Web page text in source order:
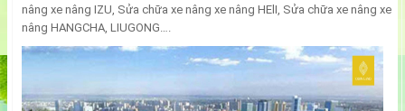
nâng xe nâng IZU, Sửa chữa xe nâng xe nâng HElI, Sửa chữa xe nâng xe
nâng HANGCHA, LIUGONG….